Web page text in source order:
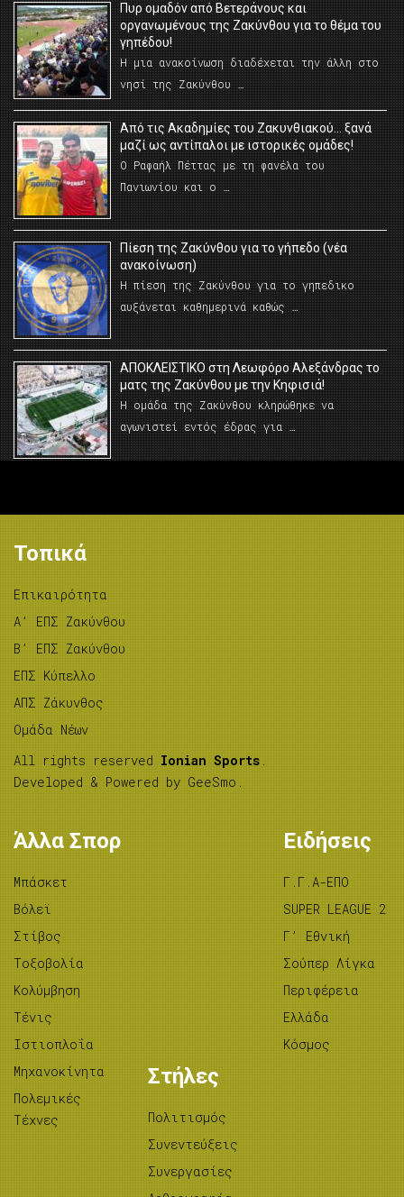
Πυρ ομαδόν από Βετεράνους και
οργανωμένους της Ζακύνθου για το θέμα του
γηπέδου!
Η μια ανακοίνωση διαδέχεται την άλλη στο
νησί της Ζακύνθου …
Από τις Ακαδημίες του Ζακυνθιακού… ξανά
μαζί ως αντίπαλοι με ιστορικές ομάδες!
Ο Ραφαήλ Πέττας με τη φανέλα του
Πανιωνίου και ο …
Πίεση της Ζακύνθου για το γήπεδο (νέα
ανακοίνωση)
Η πίεση της Ζακύνθου για το γηπεδικο
αυξάνεται καθημερινά καθώς …
AΠΟΚΛΕΙΣΤΙΚΟ στη Λεωφόρο Αλεξάνδρας το
ματς της Ζακύνθου με την Κηφισιά!
Η ομάδα της Ζακύνθου κληρώθηκε να
αγωνιστεί εντός έδρας για …
Τοπικά
Επικαιρότητα
A’ ΕΠΣ Ζακύνθου
B’ ΕΠΣ Ζακύνθου
ΕΠΣ Κύπελλο
ΑΠΣ Ζάκυνθος
Ομάδα Νέων
All rights reserved Ionian Sports .
Developed & Powered by GeeSmo .
Άλλα Σπορ
Μπάσκετ
Βόλεϊ
Στίβος
Tοξοβολία
Κολύμβηση
Τένις
Ιστιοπλοΐα
Μηχανοκίνητα
Πολεμικές
Τέχνες
Ειδήσεις
Γ.Γ.Α-ΕΠΟ
SUPER LEAGUE 2
Γ’ Εθνική
Σούπερ Λίγκα
Περιφέρεια
Ελλάδα
Κόσμος
Στήλες
Πολιτισμός
Συνεντεύξεις
Συνεργασίες